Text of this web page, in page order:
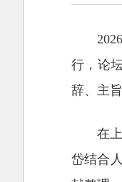
行，论
辞、主
在
岱结合